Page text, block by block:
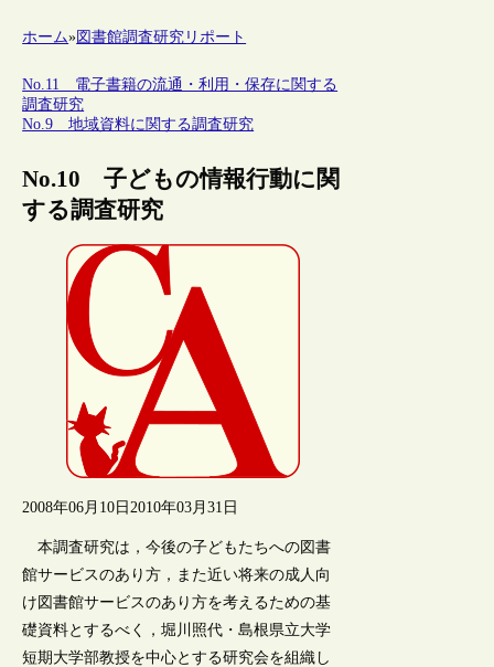
ホーム»図書館調査研究リポート
No.11 電子書籍の流通・利用・保存に関する
調査研究
No.9 地域資料に関する調査研究
No.10 子どもの情報行動に関
する調査研究
2008年06月10日 2010年03月31日
本調査研究は，今後の子どもたちへの図書
館サービスのあり方，また近い将来の成人向
け図書館サービスのあり方を考えるための基
礎資料とするべく，堀川照代・島根県立大学
短期大学部教授を中心とする研究会を組織し